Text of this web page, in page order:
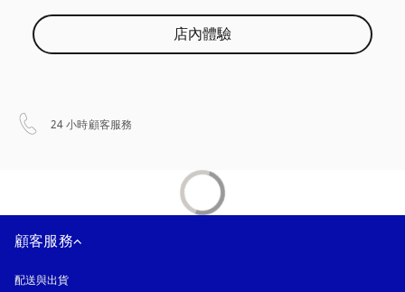
店內體驗
24 小時顧客服務
顧客服務
配送與出貨